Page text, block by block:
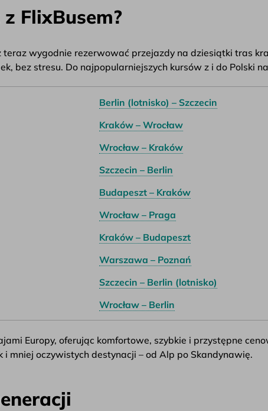
FlixBusem?
teraz wygodnie rezerwować przejazdy na dziesiątki tras
bez stresu. Do najpopularniejszych kursów z i do Polski
Berlin (lotnisko) – Szczecin
Kraków – Wrocław
Wrocław – Kraków
Szczecin – Berlin
Budapeszt – Kraków
Wrocław – Praga
Kraków – Budapeszt
Warszawa – Poznań
Szczecin – Berlin (lotnisko)
Wrocław – Berlin
Europy, oferując komfortowe, szybkie i przystępne
mniej oczywistych destynacji – od Alp po Skandynawię.